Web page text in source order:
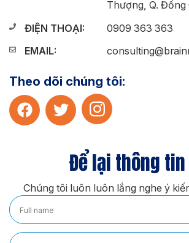
Thượng, Q. Đống
ĐIỆN THOẠI:
0909 363 363
EMAIL:
Theo dõi chúng tôi:
Để lại thông tin
Chúng tôi luôn luôn lắng nghe ý